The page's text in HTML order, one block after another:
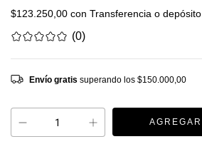
$123.250,00 con Transferencia o depósito
(0)
Envío gratis superando los $150.000,00